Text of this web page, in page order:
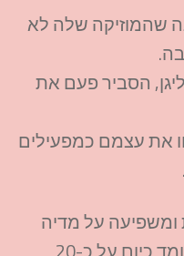
שהמוזיקה שלה לא
הסביר פעם את
את עצמם כמפעילים
ומשפיעה על מדיה